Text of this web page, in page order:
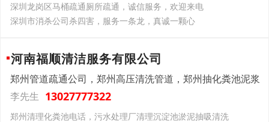
深圳龙岗区马桶疏通厕所疏通，诚信服务，欢迎来电
深圳市消杀公司杀四害，服务一条龙，真诚一颗心
河南福顺清洁服务有限公司
郑州管道疏通公司，郑州高压清洗管道，郑州抽化粪池泥浆
李先生 13027777322
郑州清理化粪池电话，污水处理厂清理沉淀池淤泥抽吸清洗